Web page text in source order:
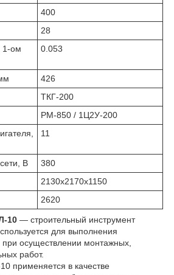
400
28
1-ом
0.053
426
ТКГ-200
РМ-850 / 1Ц2У-200
11
В
380
2130х2170х1150
2620
10 — строительный инструмент
для выполнения
осуществлении монтажных,
работ.
применяется в качестве